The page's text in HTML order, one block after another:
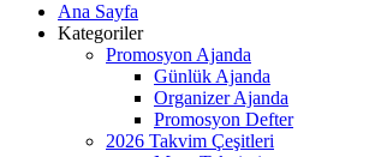
Ana Sayfa
Kategoriler
Promosyon Ajanda
Günlük Ajanda
Organizer Ajanda
Promosyon Defter
2026 Takvim Çeşitleri